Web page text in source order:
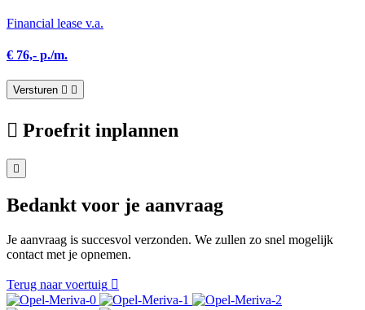
Financial lease v.a.
€ 76,- p./m.
Versturen
Proefrit inplannen
Bedankt voor je aanvraag
Je aanvraag is succesvol verzonden. We zullen zo snel mogelijk
contact met je opnemen.
Terug naar voertuig